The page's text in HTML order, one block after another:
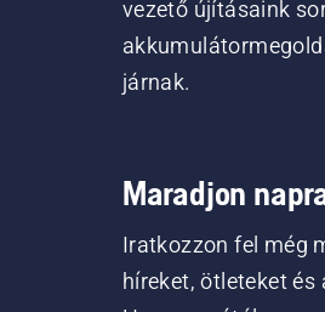
vezető újításaink
járnak.
Maradjon
Iratkozzon fel még
híreket, ötleteket